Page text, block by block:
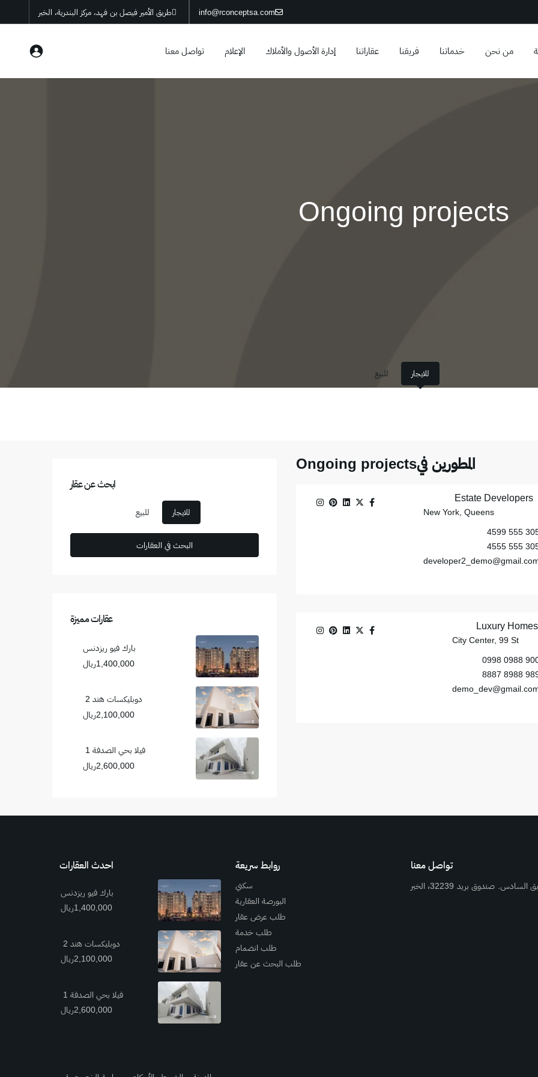
info@rconceptsa.com طريق الأمير فيصل بن فهد، مركز البندرية، الخبر
من نحن خدماتنا فريقنا عقاراتنا إدارة الأصول والأملاك الإعلام تواصل معنا
Ongoing projects
للايجار للبيع
المطورين فيOngoing projects
Estate Developers
New York, Queens
305 555
305 555
Luxury Homes
City Center, 99 St
900 0988
989 8988
ابحث عن عقار
للايجار للبيع
عقارات مميزة
بارك فيو ريزدنس
1,400,000ريال
دوبليكسات هند 2
2,100,000ريال
فيلا بحي الصدفة 1
2,600,000ريال
تواصل معنا
طريق الأمير فيصل بن فهد. مركز البندرية، مكتب رقم 602 الطابق السادس. صندوق بريد 32239، الخبر
روابط سريعة
سكني
البورصة العقارية
طلب عرض عقار
طلب خدمة
طلب انضمام
طلب البحث عن عقار
احدث العقارات
بارك فيو ريزدنس
1,400,000ريال
دوبليكسات هند 2
2,100,000ريال
فيلا بحي الصدفة 1
2,600,000ريال